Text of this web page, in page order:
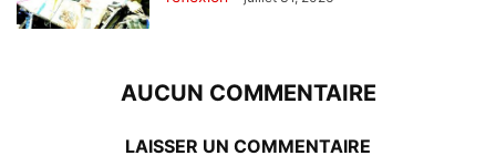
AUCUN COMMENTAIRE
LAISSER UN COMMENTAIRE